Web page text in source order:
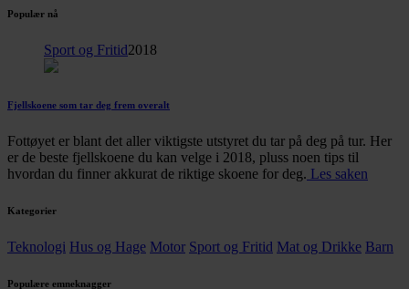
Populær nå
Sport og Fritid2018
Fjellskoene som tar deg frem overalt
Fottøyet er blant det aller viktigste utstyret du tar på deg på tur. Her
er de beste fjellskoene du kan velge i 2018, pluss noen tips til
hvordan du finner akkurat de riktige skoene for deg. Les saken
Kategorier
Teknologi Hus og Hage Motor Sport og Fritid Mat og Drikke Barn
Populære emneknagger